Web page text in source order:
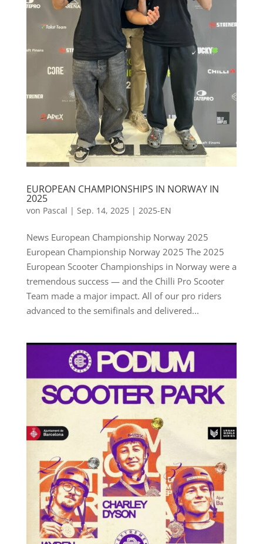
EUROPEAN CHAMPIONSHIPS IN NORWAY IN
2025
von Pascal | Sep. 14, 2025| 2025-EN
News European Championship Norway 2025
European Championship Norway 2025 The 2025
European Scooter Championships in Norway were a
tremendous success — and the Chilli Pro Scooter
Team made a major impact. All of our pro riders
advanced to the semifinals and delivered...